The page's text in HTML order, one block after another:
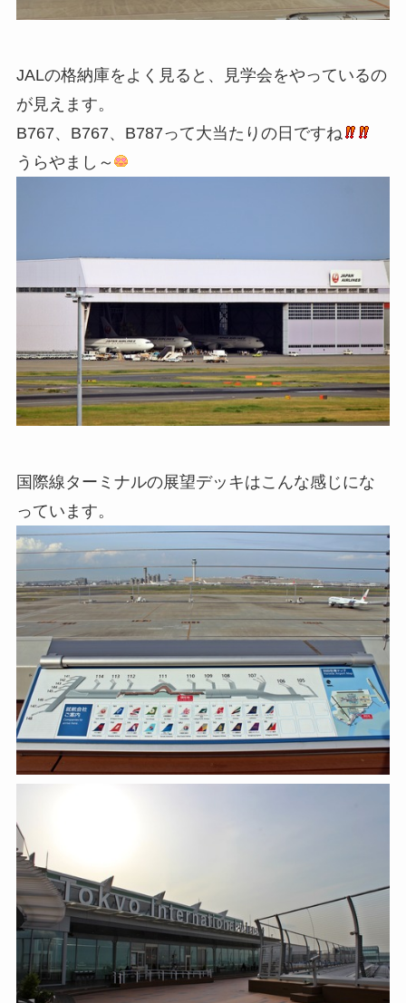
JALの格納庫をよく見ると、見学会をやっているの
が見えます。
B767、B767、B787って大当たりの日ですね
うらやまし～
国際線ターミナルの展望デッキはこんな感じにな
っています。